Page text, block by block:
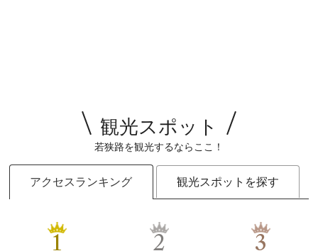
観光スポット
若狭路を観光するならここ！
アクセスランキング 観光スポットを探す
1 2 3